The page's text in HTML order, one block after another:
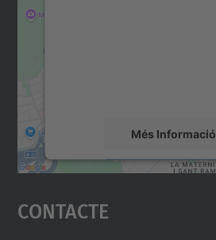
Més Informació
Accepta
powered by
Contacte